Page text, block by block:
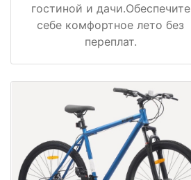
гостиной и дачи.Обеспечите
себе комфортное лето без
переплат.